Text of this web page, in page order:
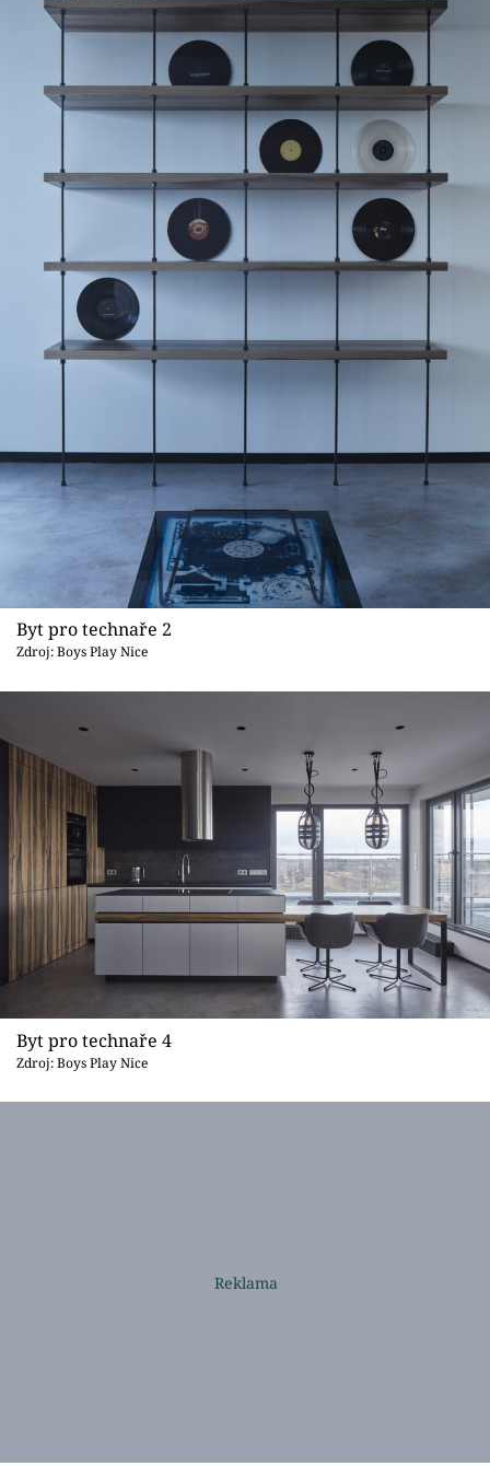
Byt pro technaře 2
Zdroj: Boys Play Nice
Byt pro technaře 4
Zdroj: Boys Play Nice